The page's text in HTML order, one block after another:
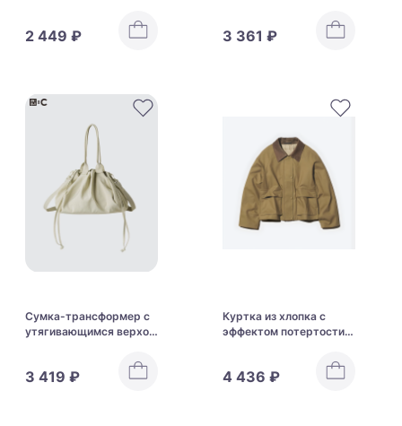
Neck T Heavyweight
2 449 ₽
Airism Bra Camisole
3 361 ₽
Сумка-трансформер с
утягивающимся верхом
3 419 ₽
Куртка из хлопка с
эффектом потертости
4 436 ₽